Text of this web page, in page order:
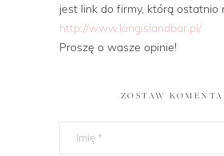
jest link do firmy, którą ostatnio
http://www.longislandbar.pl/
Proszę o wasze opinie!
ZOSTAW